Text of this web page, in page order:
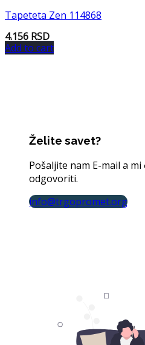
Tapeteta Zen 114868
4.156 RSD
Add to cart
Želite savet?
Pošaljite nam E-mail a
odgovoriti.
info@trgopromet.org